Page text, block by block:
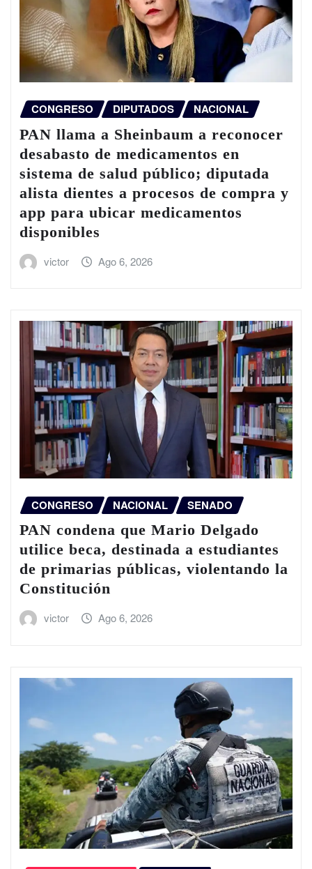
CONGRESO DIPUTADOS NACIONAL
PAN llama a Sheinbaum a reconocer
desabasto de medicamentos en
sistema de salud público; diputada
alista dientes a procesos de compra y
app para ubicar medicamentos
disponibles
victor Ago 6, 2026
CONGRESO NACIONAL SENADO
PAN condena que Mario Delgado
utilice beca, destinada a estudiantes
de primarias públicas, violentando la
Constitución
victor Ago 6, 2026